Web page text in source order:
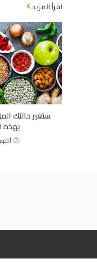
اقرأ المزيد
ستغير حالتك
بهذه
أكتوبر 23,